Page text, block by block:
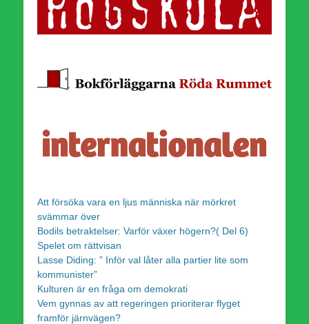
Att försöka vara en ljus människa när mörkret
svämmar över
Bodils betraktelser: Varför växer högern?( Del 6)
Spelet om rättvisan
Lasse Diding: ” Inför val låter alla partier lite som
kommunister”
Kulturen är en fråga om demokrati
Vem gynnas av att regeringen prioriterar flyget
framför järnvägen?